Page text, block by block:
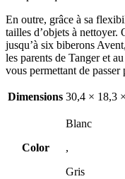
En outre, grâce à sa
tailles d’objets à nettoyer.
jusqu’à six biberons
les parents de Tanger et
vous permettant de
Dimensions 30,4 × 18,3
Color
Blanc
,
Gris